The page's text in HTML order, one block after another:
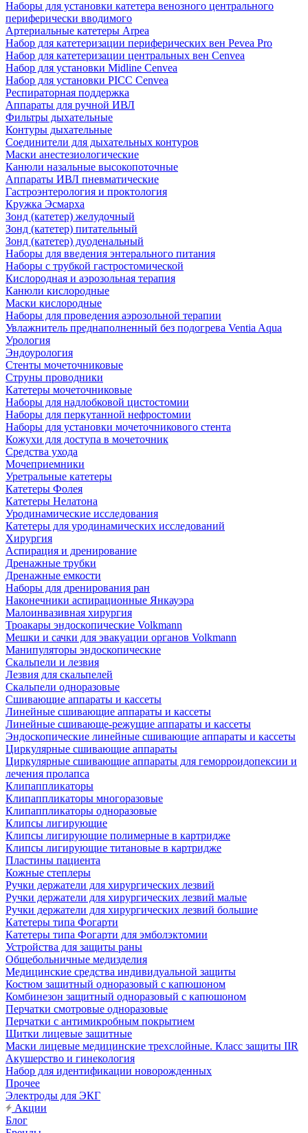
Наборы для установки катетера венозного центрального
периферически вводимого
Артериальные катетеры Arpea
Набор для катетеризации периферических вен Pevea Pro
Набор для катетеризации центральных вен Cenvea
Набор для установки Midline Cenvea
Набор для установки PICC Cenvea
Респираторная поддержка
Аппараты для ручной ИВЛ
Фильтры дыхательные
Контуры дыхательные
Соединители для дыхательных контуров
Маски анестезиологические
Канюли назальные высокопоточные
Аппараты ИВЛ пневматические
Гастроэнтерология и проктология
Кружка Эсмарха
Зонд (катетер) желудочный
Зонд (катетер) питательный
Зонд (катетер) дуоденальный
Наборы для введения энтерального питания
Наборы с трубкой гастростомической
Кислородная и аэрозольная терапия
Канюли кислородные
Маски кислородные
Наборы для проведения аэрозольной терапии
Увлажнитель преднаполненный без подогрева Ventia Aqua
Урология
Эндоурология
Стенты мочеточниковые
Струны проводники
Катетеры мочеточниковые
Наборы для надлобковой цистостомии
Наборы для перкутанной нефростомии
Наборы для установки мочеточникового стента
Кожухи для доступа в мочеточник
Средства ухода
Мочеприемники
Уретральные катетеры
Катетеры Фолея
Катетеры Нелатона
Уродинамические исследования
Катетеры для уродинамических исследований
Хирургия
Аспирация и дренирование
Дренажные трубки
Дренажные емкости
Наборы для дренирования ран
Наконечники аспирационные Янкауэра
Малоинвазивная хирургия
Троакары эндоскопические Volkmann
Мешки и сачки для эвакуации органов Volkmann
Манипуляторы эндоскопические
Скальпели и лезвия
Лезвия для скальпелей
Скальпели одноразовые
Сшивающие аппараты и кассеты
Линейные сшивающие аппараты и кассеты
Линейные сшивающе-режущие аппараты и кассеты
Эндоскопические линейные сшивающие аппараты и кассеты
Циркулярные сшивающие аппараты
Циркулярные сшивающие аппараты для геморроидопексии и
лечения пролапса
Клипаппликаторы
Клипаппликаторы многоразовые
Клипаппликаторы одноразовые
Клипсы лигирующие
Клипсы лигирующие полимерные в картридже
Клипсы лигирующие титановые в картридже
Пластины пациента
Кожные степлеры
Ручки держатели для хирургических лезвий
Ручки держатели для хирургических лезвий малые
Ручки держатели для хирургических лезвий большие
Катетеры типа Фогарти
Катетеры типа Фогарти для эмболэктомии
Устройства для защиты раны
Общебольничные медизделия
Медицинские средства индивидуальной защиты
Костюм защитный одноразовый с капюшоном
Комбинезон защитный одноразовый с капюшоном
Перчатки смотровые одноразовые
Перчатки с антимикробным покрытием
Щитки лицевые защитные
Маски лицевые медицинские трехслойные. Класс защиты IIR
Акушерство и гинекология
Набор для идентификации новорожденных
Прочее
Электроды для ЭКГ
Акции
Блог